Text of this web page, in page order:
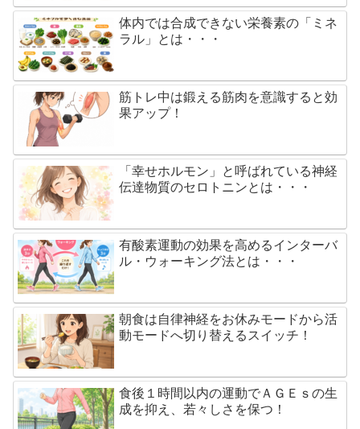
体内では合成できない栄養素の「ミネ
ラル」とは・・・
筋トレ中は鍛える筋肉を意識すると効
果アップ！
「幸せホルモン」と呼ばれている神経
伝達物質のセロトニンとは・・・
有酸素運動の効果を高めるインターバ
ル・ウォーキング法とは・・・
朝食は自律神経をお休みモードから活
動モードへ切り替えるスイッチ！
食後１時間以内の運動でＡＧＥｓの生
成を抑え、若々しさを保つ！